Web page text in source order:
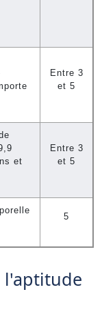
Entre 3
et 5
et
Entre 3
et 5
5
l'aptitude